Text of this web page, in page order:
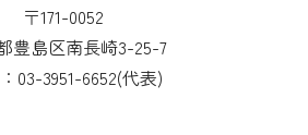
〒171-0052
豊島区南長崎3-25-7
03-3951-6652(代表)